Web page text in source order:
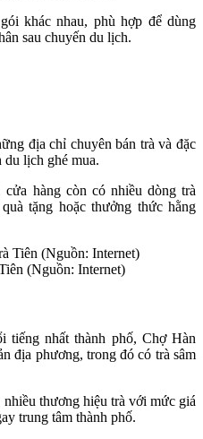
khác nhau, phù hợp để dùng
sau chuyến du lịch.
địa chỉ chuyên bán trà và đặc
du lịch ghé mua.
hàng còn có nhiều dòng trà
tặng hoặc thưởng thức hằng
(Nguồn: Internet)
tiếng nhất thành phố, Chợ Hàn
địa phương, trong đó có trà sâm
thương hiệu trà với mức giá
trung tâm thành phố.